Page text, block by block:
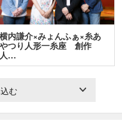
横内謙介×みょんふぁ×糸あ
やつり人形一糸座 創作
人…
む